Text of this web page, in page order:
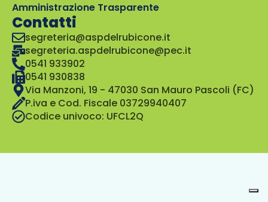
Amministrazione Trasparente
Contatti
segreteria@aspdelrubicone.it
segreteria.aspdelrubicone@pec.it
0541 933902
0541 930838
Via Manzoni, 19 - 47030 San Mauro Pascoli (FC)
P.iva e Cod. Fiscale 03729940407
Codice univoco: UFCL2Q